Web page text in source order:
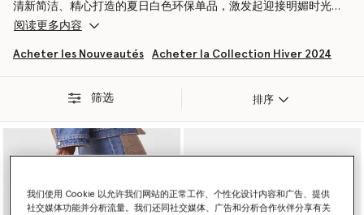
清新简洁、精心打造的夏日白色环保单品，激发起迎接明媚时光的
隽永极简风格。
从意大利制作、缝饰闪亮无铅水晶网饰的连身裤，到以森林友好型
般柔软的金属质感饰面替代性纯素皮革材料制成，标志性的Falabella
单肩包以无铅水晶网眼材料制作，Falabella Tiny托特包则采用
此外，由生物醋酸纤维制成的Stella McCartney太阳镜，为每一款搭
阅读更多内容
Acheter les Nouveautés Acheter la Collection Hiver 2024
筛选 排序
我们使用 Cookie 以允许我们网站的正常工作、个性化设计内容和广告、提供
社交媒体功能并分析流量。我们还同社交媒体、广告和分析合作伙伴分享有关